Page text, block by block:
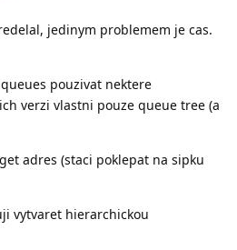
jedinym problemem je cas.
pouzivat nektere
verzi vlastni pouze queue tree (a
adres (staci poklepat na sipku
vytvaret hierarchickou